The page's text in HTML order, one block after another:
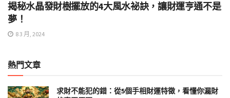
揭秘水晶發財樹擺放的4大風水祕訣，讓財運亨通不是
夢！
8 3 月, 2024
熱門文章
求財不能犯的錯：從5個手相財運特徵，看懂你漏財